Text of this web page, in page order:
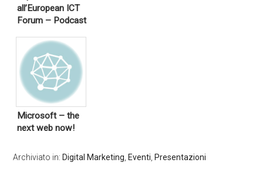
all’European ICT
Forum – Podcast
Microsoft – the
next web now!
Archiviato in: Digital Marketing, Eventi, Presentazioni